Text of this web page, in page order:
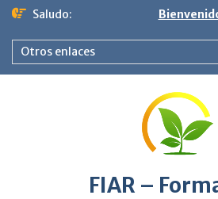
Saltar
contenido
Saludo:
Otros enlaces
FIAR –